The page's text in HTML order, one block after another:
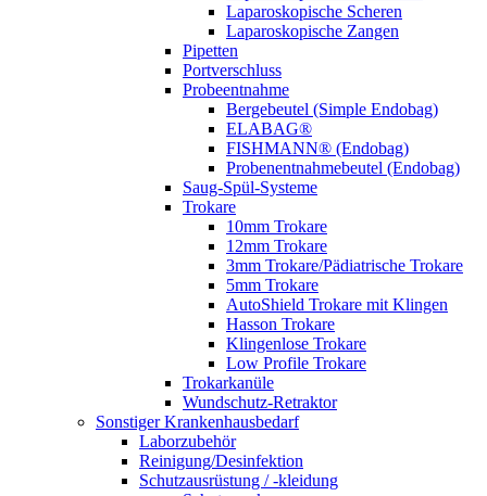
Laparoskopische Scheren
Laparoskopische Zangen
Pipetten
Portverschluss
Probeentnahme
Bergebeutel (Simple Endobag)
ELABAG®
FISHMANN® (Endobag)
Probenentnahmebeutel (Endobag)
Saug-Spül-Systeme
Trokare
10mm Trokare
12mm Trokare
3mm Trokare/Pädiatrische Trokare
5mm Trokare
AutoShield Trokare mit Klingen
Hasson Trokare
Klingenlose Trokare
Low Profile Trokare
Trokarkanüle
Wundschutz-Retraktor
Sonstiger Krankenhausbedarf
Laborzubehör
Reinigung/Desinfektion
Schutzausrüstung / -kleidung